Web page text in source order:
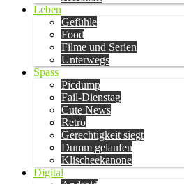
Leben
Gefühle
Food
Filme und Serien
Unterwegs
Spass
Picdump
Fail-Dienstag
Cute News
Retro
Gerechtigkeit siegt
Dumm gelaufen
Klischeekanone
Digital